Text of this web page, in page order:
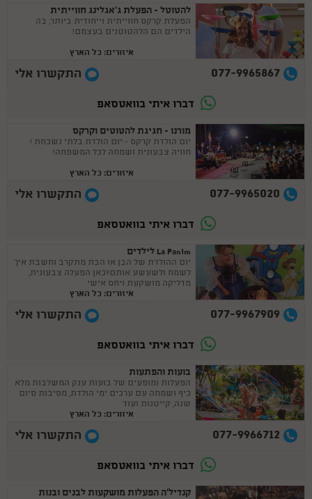
להטוטל - הפעלת ג'אגלינג חווייתית
הפעלת קרקס חווייתית וייחודית ביותר, בה
הילדים הם הלהטוטנים בעצמם!
איזורים: כל הארץ
077-9965867 התקשרו אלי
דברו איתי בוואטסאפ
מורנו - חגיגת להטוטים וקרקס
יום הולדת קרקס - יום הולדת בלתי נשכחת !
חוויה צבעונית ושמחה לכל המשפחה!
איזורים: כל הארץ
077-9965020 התקשרו אלי
דברו איתי בוואטסאפ
La Panim לילדים
יום ההולדת של הבן או הבת מתקרב וחשבת איך
לשמח ולשעשע אותם?כאן הפעלה צבעונית,
מדליקה מושקעת ויחס אישי
איזורים: כל הארץ
077-9967909 התקשרו אלי
דברו איתי בוואטסאפ
בועות והפתעות
הפעלות ומופעים של בועות ענק המשלבות מלא
כיף ושמחה עם ערכים ימי הולדת, מסיבות סיום
שנה, קייטנות ועוד
איזורים: כל הארץ
077-9966712 התקשרו אלי
דברו איתי בוואטסאפ
קנדיל'ה הפעלות מושקעות לבנים ובנות